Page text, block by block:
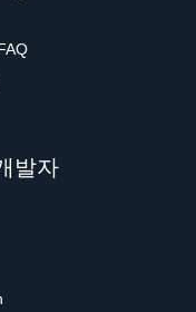
발자